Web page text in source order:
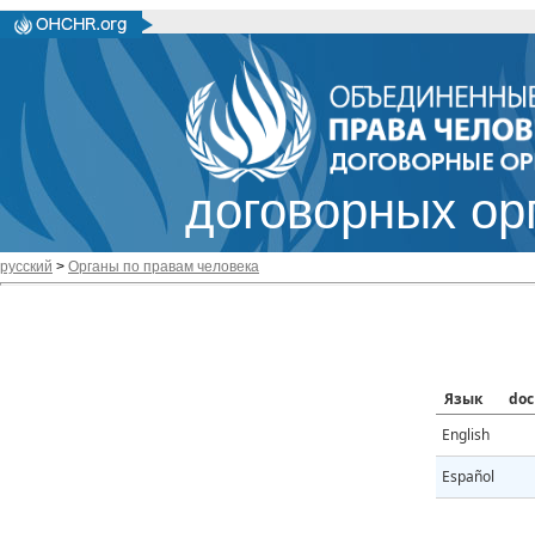
договорных
русский > Органы по правам человека
Язык
doc
English
Español